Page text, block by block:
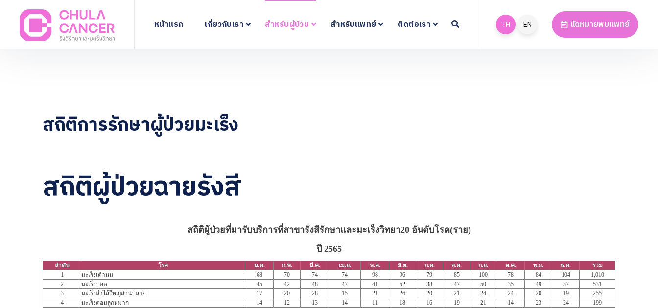
หน้าแรก เกี่ยวกับเรา สำหรับผู้ป่วย สำหรับแพทย์ ติดต่อเรา TH EN นัดหมายพบแพทย์
สถิติการรักษาผู้ป่วยมะเร็ง
สถิติผู้ป่วยฉายรังสี
สถิติผู้ป่วยที่มารับบริการที่สาขารังสีรักษาและมะเร็งวิทยา20 อันดับโรค(ราย)
ปี 2565
ลำดับ โรค ม.ค. ก.พ. มี.ค. เม.ย. พ.ค. มิ.ย. ก.ค. ส.ค. ก.ย. ต.ค. พ.ย. ธ.ค.
รวม
1
มะเร็งเต้านม 68 70 74 74 98 96 79 85 100 78 84 104
1,010
2
มะเร็งปอด 45 42 48 47 41 52 38 47 50 35 49 37
531
3
มะเร็งลำไส้ใหญ่ส่วนปลาย 17 20 28 15 21 26 20 21 24 24 20 19
255
4
มะเร็งต่อมลูกหมาก 14 12 13 14 11 18 16 19 21 14 23 24
199